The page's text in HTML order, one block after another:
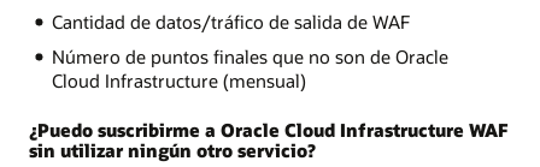
Cantidad de datos/tráfico de salida de WAF
Número de puntos finales que no son de Oracle
Cloud Infrastructure (mensual)
¿Puedo suscribirme a Oracle Cloud Infrastructure WAF
sin utilizar ningún otro servicio?